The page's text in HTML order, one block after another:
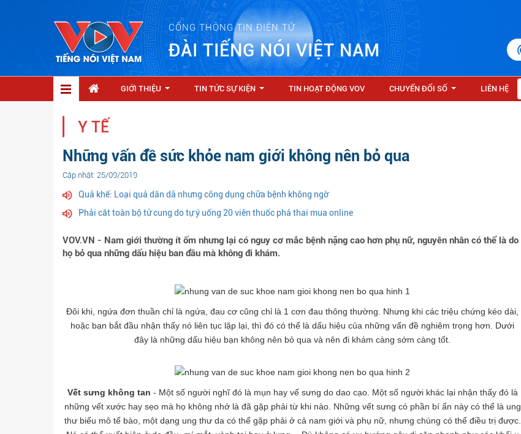
CỔNG THÔNG TIN ĐIỆN TỬ
ĐÀI TIẾNG NÓI VIỆT NAM
GIỚI THIỆU TIN TỨC SỰ KIỆN TIN HOẠT ĐỘNG VOV CHUYỂN ĐỔI SỐ LIÊN HỆ
Y TẾ
Những vấn đề sức khỏe nam giới không nên bỏ qua
Cập nhật: 25/09/2019
Quả khế: Loại quả dân dã nhưng công dụng chữa bệnh không ngờ
Phải cắt toàn bộ tử cung do tự ý uống 20 viên thuốc phá thai mua online
VOV.VN - Nam giới thường ít ốm nhưng lại có nguy cơ mắc bệnh nặng cao hơn phụ nữ, nguyên nhân có thể là do
họ bỏ qua những dấu hiệu ban đầu mà không đi khám.
Đôi khi, ngứa đơn thuần chỉ là ngứa, đau cơ cũng chỉ là 1 cơn đau thông thường. Nhưng khi các triệu chứng kéo dài,
hoặc bạn bắt đầu nhận thấy nó liên tục lặp lại, thì đó có thể là dấu hiệu của những vấn đề nghiêm trọng hơn. Dưới
đây là những dấu hiệu bạn không nên bỏ qua và nên đi khám càng sớm càng tốt.
Vết sưng không tan - Một số người nghĩ đó là mụn hay vế sưng do dao cạo. Một số người khác lại nhận thấy đó là
những vết xước hay sẹo mà họ không nhớ là đã gặp phải từ khi nào. Những vết sưng có phần bí ẩn này có thể là ung
thư biểu mô tế bào, một dạng ung thư da có thể gặp phải ở cả nam giới và phụ nữ, nhưng chúng có thể điều trị được.